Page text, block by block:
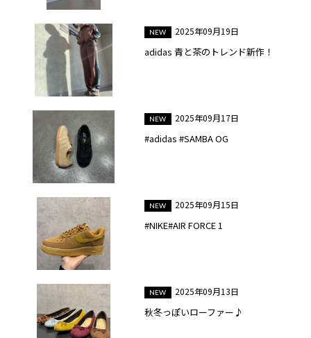
2025年09月19日
adidas 青と茶のトレンド新作！
2025年09月17日
#adidas #SAMBA OG
2025年09月15日
#NIKE#AIR FORCE 1
2025年09月13日
秋冬っぽいローファー♪